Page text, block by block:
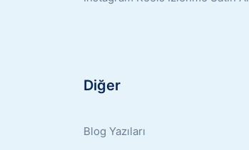
Diğer
Blog Yazıları